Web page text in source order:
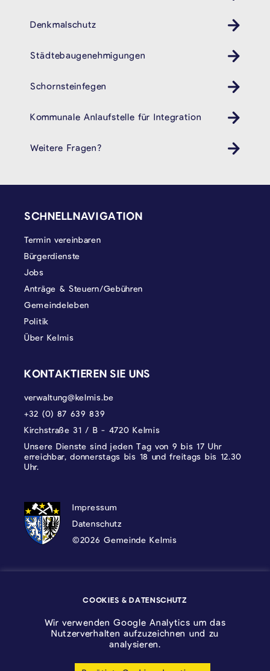
Denkmalschutz
Städtebaugenehmigungen
Schornsteinfegen
Kamin
Kommunale Anlaufstelle für Integration
Weitere Fragen?
SCHNELLNAVIGATION
Termin vereinbaren
Bürgerdienste
Jobs
Anträge & Steuern/Gebühren
Gemeindeleben
Politik
Über Kelmis
KONTAKTIEREN SIE UNS
verwaltung@kelmis.be
+32 (0) 87 639 839
Kirchstraße 31 / B - 4720 Kelmis
Unsere Dienste sind jeden Tag von 9 bis 17 Uhr
erreichbar, donnerstags bis 18 und freitags bis 12.30
Uhr.
DATENSCHUTZ, IMPRESSUM UND
Impressum
Datenschutz
©2026 Gemeinde Kelmis
COOKIES & DATENSCHUTZ
Wir verwenden Google Analytics um das
Nutzerverhalten aufzuzeichnen und zu
analysieren.